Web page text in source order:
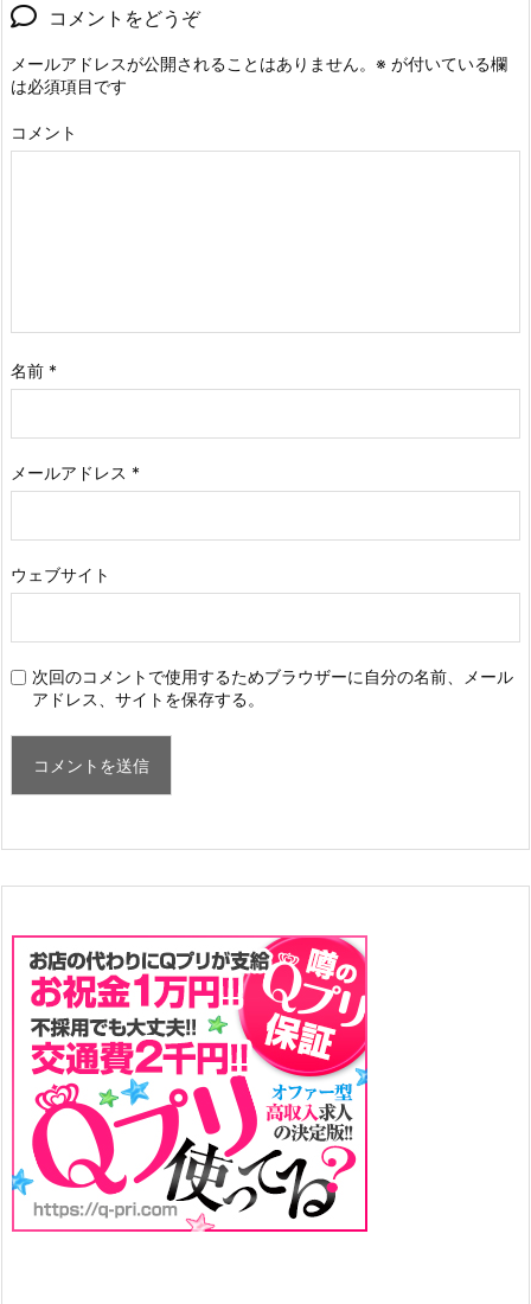
コメントをどうぞ
メールアドレスが公開されることはありません。 ※ が付いている欄
は必須項目です
コメント
名前 *
メールアドレス *
ウェブサイト
次回のコメントで使用するためブラウザーに自分の名前、メール
アドレス、サイトを保存する。